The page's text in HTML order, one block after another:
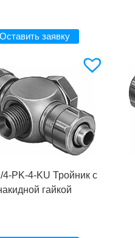
Оставить заявку
4-PK-4-KU Тройник с
гайкой